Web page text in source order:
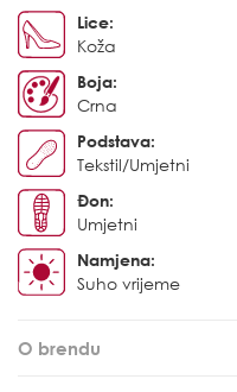
Lice:
Koža
Boja:
Crna
Podstava:
Tekstil/Umjetni
Đon:
Umjetni
Namjena:
Suho vrijeme
O brendu